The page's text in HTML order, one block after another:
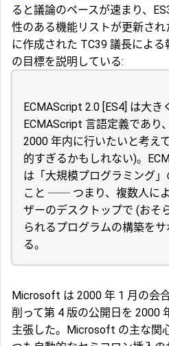
ると議論のペースが速まり、
性のある機能リストが更新され
に作成された TC39 議長による
の目標を説明している:
ECMAScript 2.0 [ES4] は大
ECMAScript 言語定義であり
2000 年内に行いたいと考え
的すぎるかもしれない)。
は「大規模プログラミング
こと ── つまり、複数人に
ザーのデスクトップで (おそ
られるプログラムの構築を
る。
Microsoft は 2000 年 1 月の会
削って第 4 版の公開日を 2000
主張した。Microsoft の主な関